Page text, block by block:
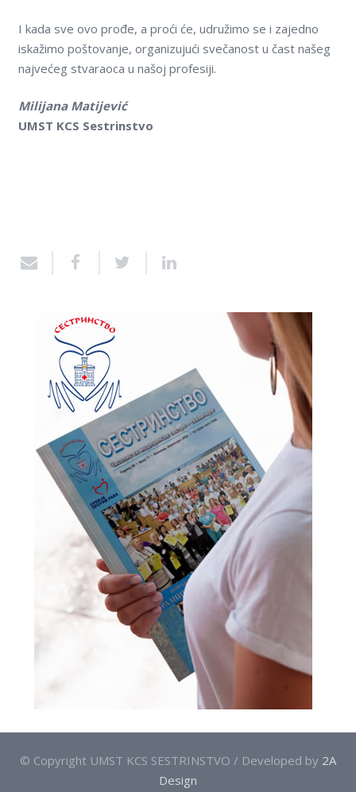
I kada sve ovo prođe, a proći će, udružimo se i zajedno
iskažimo poštovanje, organizujući svečanost u čast našeg
najvećeg stvaraoca u našoj profesiji.
Milijana Matijević
UMST KCS Sestrinstvo
© Copyright UMST KCS SESTRINSTVO / Developed by 2A
Design